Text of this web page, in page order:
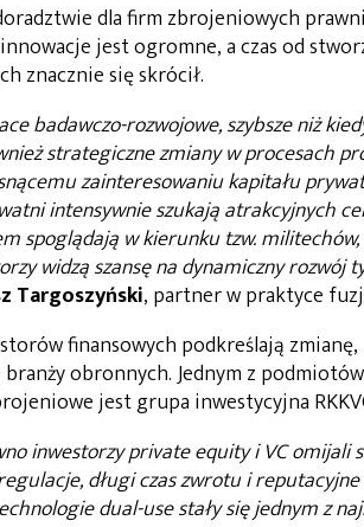
dla firm zbrojeniowych
jest ogromne, a czas od
znacznie się skrócił.
badawczo-rozwojowe, szybsze niż
strategiczne zmiany w procesach
zainteresowaniu kapitału
intensywnie szukają atrakcyjnych
spoglądają w kierunku tzw.
widzą szansę na dynamiczny rozwój
Targoszyński, partner w praktyce
finansowych podkreślają
obronnych. Jednym z
jest grupa inwestycyjna
inwestorzy private equity i VC
długi czas zwrotu i
dual-use stały się jednym z